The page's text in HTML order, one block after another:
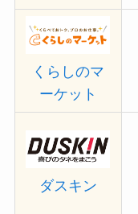
くらしのマ
ーケット
ダスキン